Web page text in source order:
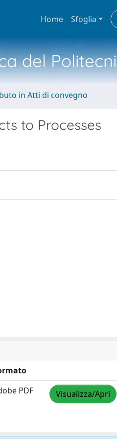
Home Sfoglia
del
in Atti di convegno
to Processes
PDF Visualizza/Apri